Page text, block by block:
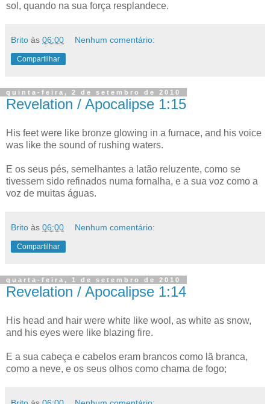
sol, quando na sua força resplandece.
Brito às 06:00 Nenhum comentário:
Compartilhar
quinta-feira, 2 de setembro de 2010
Revelation / Apocalipse 1:15
His feet were like bronze glowing in a furnace, and his voice
was like the sound of rushing waters.
E os seus pés, semelhantes a latão reluzente, como se
tivessem sido refinados numa fornalha, e a sua voz como a
voz de muitas águas.
Brito às 06:00 Nenhum comentário:
Compartilhar
quarta-feira, 1 de setembro de 2010
Revelation / Apocalipse 1:14
His head and hair were white like wool, as white as snow,
and his eyes were like blazing fire.
E a sua cabeça e cabelos eram brancos como lã branca,
como a neve, e os seus olhos como chama de fogo;